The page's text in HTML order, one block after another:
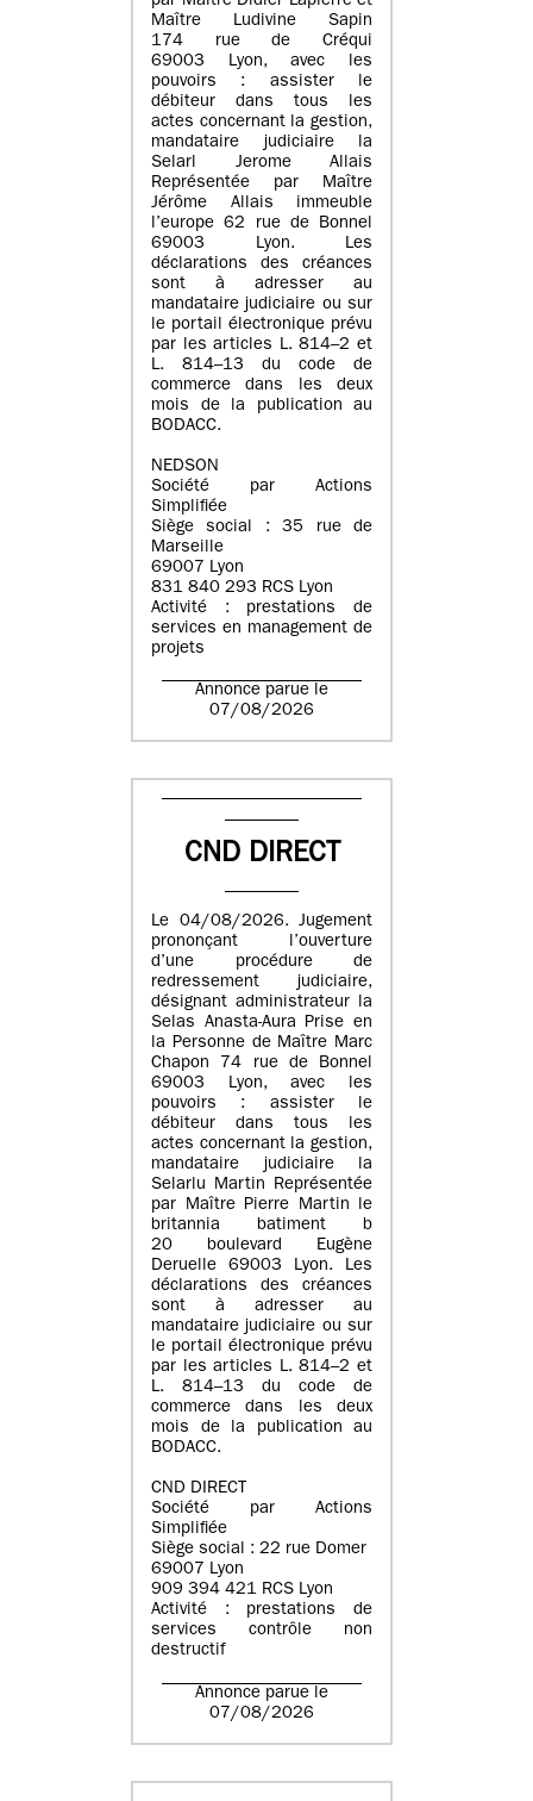
Maître Ludivine Sapin
174 rue de Créqui
69003 Lyon, avec les
pouvoirs : assister le
débiteur dans tous les
actes concernant la gestion,
mandataire judiciaire la
Selarl Jerome Allais
Représentée par Maître
Jérôme Allais immeuble
l’europe 62 rue de Bonnel
69003 Lyon. Les
déclarations des créances
sont à adresser au
mandataire judiciaire ou sur
le portail électronique prévu
par les articles L. 814–2 et
L. 814–13 du code de
commerce dans les deux
mois de la publication au
BODACC.
NEDSON
Société par Actions
Simplifiée
Siège social : 35 rue de
Marseille
69007 Lyon
831 840 293 RCS Lyon
Activité : prestations de
services en management de
projets
Annonce parue le
07/08/2026
CND DIRECT
Le 04/08/2026. Jugement
prononçant l’ouverture
d’une procédure de
redressement judiciaire,
désignant administrateur la
Selas Anasta-Aura Prise en
la Personne de Maître Marc
Chapon 74 rue de Bonnel
69003 Lyon, avec les
pouvoirs : assister le
débiteur dans tous les
actes concernant la gestion,
mandataire judiciaire la
Selarlu Martin Représentée
par Maître Pierre Martin le
britannia batiment b
20 boulevard Eugène
Deruelle 69003 Lyon. Les
déclarations des créances
sont à adresser au
mandataire judiciaire ou sur
le portail électronique prévu
par les articles L. 814–2 et
L. 814–13 du code de
commerce dans les deux
mois de la publication au
BODACC.
CND DIRECT
Société par Actions
Simplifiée
Siège social : 22 rue Domer
69007 Lyon
909 394 421 RCS Lyon
Activité : prestations de
services contrôle non
destructif
Annonce parue le
07/08/2026